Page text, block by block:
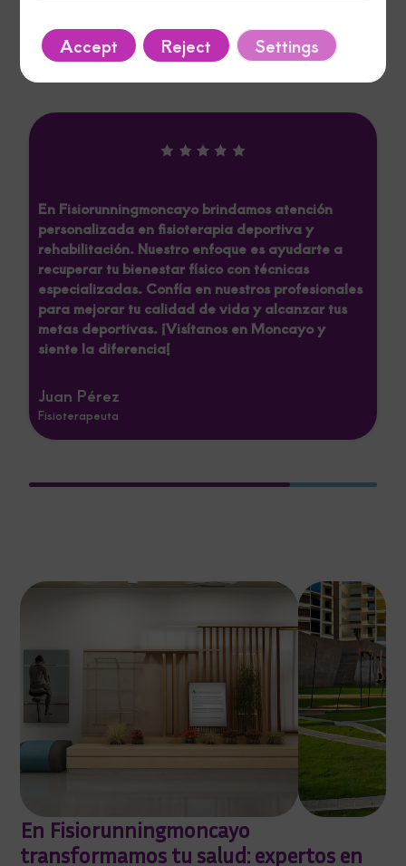
Reviews
En Fisiorunningmoncayo, cuidamos de tu
bienestar físico con nuestro servicio
especializado de fisioterapia y rehabilitación. En
nuestra clínica, ubicada en Moncayo,
priorizamos la recuperación y desempeño de
nuestros pacientes. Ideal para quienes buscan
eficiencia, atención personalizada y resultados
efectivos en salud y movilidad.
Fisiorunning
Fisioterapeuta
En Fisiorunningmoncayo
transformamos tu salud: expertos en
Accept Reject Settings